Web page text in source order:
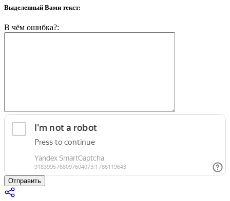
Выделенный Вами текст:
В чём ошибка?:
Отправить